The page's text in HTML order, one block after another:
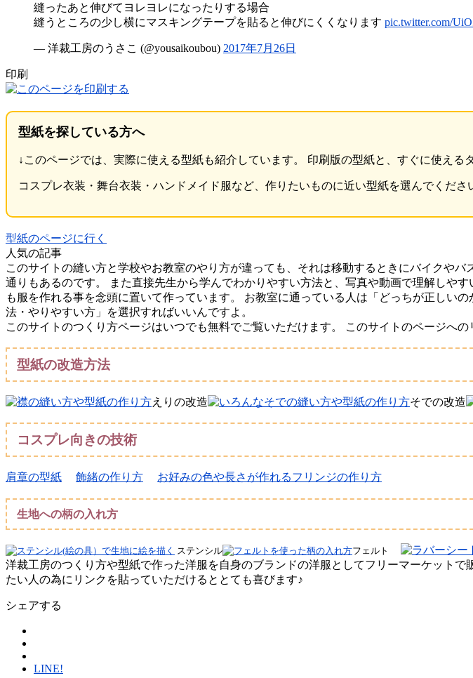
縫ったあと伸びてヨレヨレになったりする場合
縫うところの少し横にマスキングテープを貼ると伸びにくくなります pic.twitter.com/
— 洋裁工房のうさこ (@yousaikoubou) 2017年7月26日
印刷
型紙を探している方へ
↓このページでは、実際に使える型紙も紹介しています。 印刷版の型紙と、すぐに使える
コスプレ衣装・舞台衣装・ハンドメイド服など、作りたいものに近い型紙を選んでくださ
型紙のページに行く
人気の記事
このサイトの縫い方と学校やお教室のやり方が違っても、それは移動するときにバイクや
通りもあるのです。 また直接先生から学んでわかりやすい方法と、写真や動画で理解しや
も服を作れる事を念頭に置いて作っています。 お教室に通っている人は「どっちが正しい
法・やりやすい方」を選択すればいいんですよ。
このサイトのつくり方ページはいつでも無料でご覧いただけます。 このサイトのページへ
型紙の改造方法
えりの改造 そでの改造
コスプレ向きの技術
肩章の型紙 飾緒の作り方 お好みの色や長さが作れるフリンジの作り方
生地への柄の入れ方
ステンシル フェルト
洋裁工房のつくり方や型紙で作った洋服を自身のブランドの洋服としてフリーマーケット
たい人の為にリンクを貼っていただけるととても喜びます♪
シェアする
LINE!